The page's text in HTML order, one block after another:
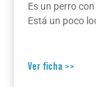
Es un perro
Está un poco
Ver ficha >>